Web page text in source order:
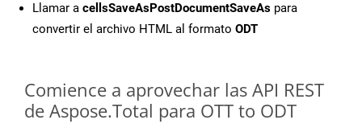
Llamar a cellsSaveAsPostDocumentSaveAs para
convertir el archivo HTML al formato ODT
Comience a aprovechar las API REST
de Aspose.Total para OTT to ODT